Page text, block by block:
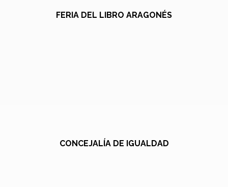
FERIA DEL LIBRO ARAGONÉS
CONCEJALÍA DE IGUALDAD